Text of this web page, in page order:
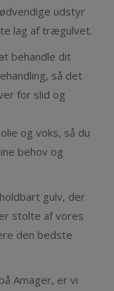
udstyr
lag af trægulvet.
behandle dit
så det
for slid og
og voks, så du
behov og
gulv, der
stolte af vores
den bedste
Amager, er vi